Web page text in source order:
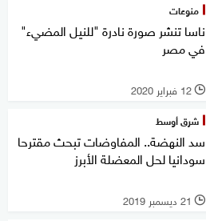
منوعات
ناسا تنشر صورة نادرة "للنيل المضيء"
في مصر
l 12 فبراير 2020
شرق أوسط
سد النهضة.. المفاوضات تبحث مقترحا
سودانيا لحل المعضلة الأبرز
l 21 ديسمبر 2019